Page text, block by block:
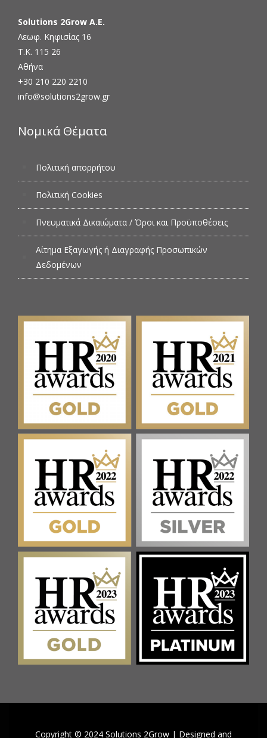
Solutions 2Grow Α.Ε.
Λεωφ. Κηφισίας 16
Τ.Κ. 115 26
Αθήνα
+30 210 220 2210
info@solutions2grow.gr
Νομικά Θέματα
Πολιτική απορρήτου
Πολιτική Cookies
Πνευματικά Δικαιώματα / Όροι και Προϋποθέσεις
Αίτημα Εξαγωγής ή Διαγραφής Προσωπικών
Δεδομένων
Copyright © 2024 Solutions 2Grow | Designed and